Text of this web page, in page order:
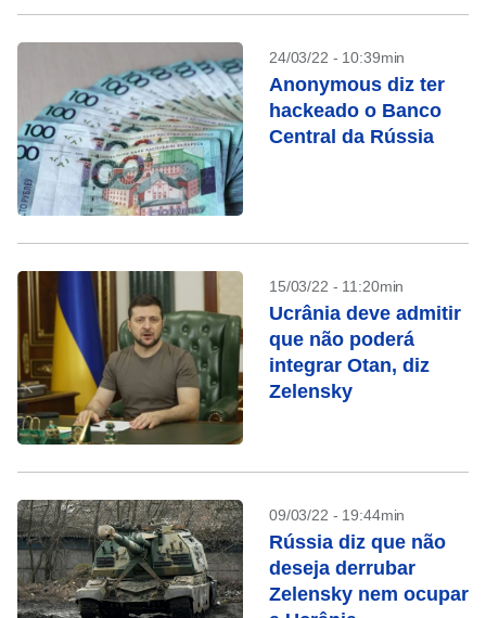
24/03/22 - 10:39min
Anonymous diz ter
hackeado o Banco
Central da Rússia
15/03/22 - 11:20min
Ucrânia deve admitir
que não poderá
integrar Otan, diz
Zelensky
09/03/22 - 19:44min
Rússia diz que não
deseja derrubar
Zelensky nem ocupar